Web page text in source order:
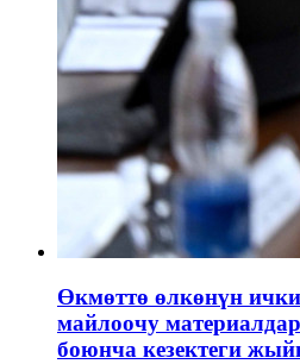
Өкмөттө өлкөнүн
майлоочу
боюнча кезектеги